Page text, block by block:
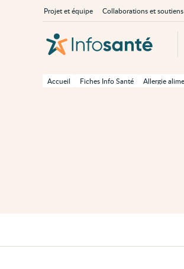
Accueil Fiches Info Santé
principale
À
propos
Projet et équipe Collaborations et soutiens